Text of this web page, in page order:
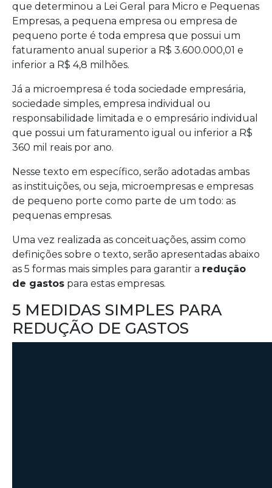
que determinou a Lei Geral para Micro e Pequenas
Empresas, a pequena empresa ou empresa de
pequeno porte é toda empresa que possui um
faturamento anual superior a R$ 3.600.000,01 e
inferior a R$ 4,8 milhões.
Já a microempresa é toda sociedade empresária,
sociedade simples, empresa individual ou
responsabilidade limitada e o empresário individual
que possui um faturamento igual ou inferior a R$
360 mil reais por ano.
Nesse texto em específico, serão adotadas ambas
as instituições, ou seja, microempresas e empresas
de pequeno porte como parte de um todo: as
pequenas empresas.
Uma vez realizada as conceituações, assim como
definições sobre o texto, serão apresentadas abaixo
as 5 formas mais simples para garantir a redução
de gastos para estas empresas.
5 MEDIDAS SIMPLES PARA
REDUÇÃO DE GASTOS